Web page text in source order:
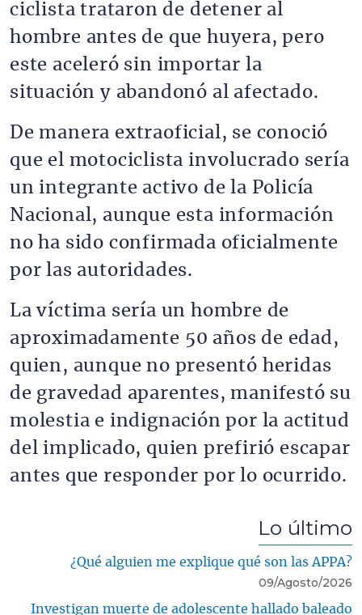
ciclista trataron de detener al
hombre antes de que huyera, pero
este aceleró sin importar la
situación y abandonó al afectado.
De manera extraoficial, se conoció
que el motociclista involucrado sería
un integrante activo de la Policía
Nacional, aunque esta información
no ha sido confirmada oficialmente
por las autoridades.
La víctima sería un hombre de
aproximadamente 50 años de edad,
quien, aunque no presentó heridas
de gravedad aparentes, manifestó su
molestia e indignación por la actitud
del implicado, quien prefirió escapar
antes que responder por lo ocurrido.
Lo último
¿Qué alguien me explique qué son las APPA?
09/Agosto/2026
Investigan muerte de adolescente hallado baleado